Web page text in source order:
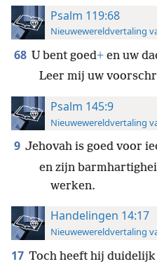
Psalm 119:68
Nieuwewereldvertaling
68 U bent goed+ en uw
Leer mij uw
Psalm 145:9
Nieuwewereldvertaling
9 Jehovah is goed voor
en zijn
werken.
Handelingen 14:17
Nieuwewereldvertaling
17 Toch heeft hij